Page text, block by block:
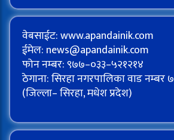
वेबसाईट: www.apandainik.com
ईमेल: news@apandainik.com
फोन नम्बर: ९७७–०३३–५२१२१४
ठेगाना: सिरहा नगरपालिका वाड नम्बर ७
(जिल्ला– सिरहा, मधेश प्रदेश)